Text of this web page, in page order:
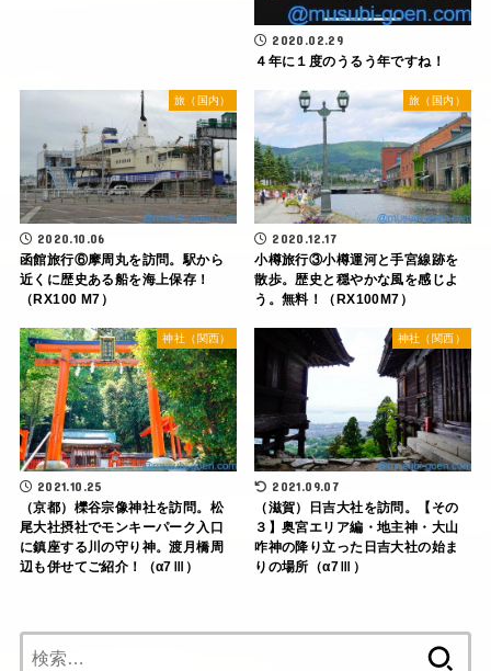
2020.02.29
４年に１度のうるう年ですね！
旅（国内）
2020.10.06
函館旅行⑥摩周丸を訪問。駅から
近くに歴史ある船を海上保存！
（RX100 M7）
旅（国内）
2020.12.17
小樽旅行③小樽運河と手宮線跡を
散歩。歴史と穏やかな風を感じよ
う。無料！（RX100M7）
神社（関西）
2021.10.25
（京都）櫟谷宗像神社を訪問。松
尾大社摂社でモンキーパーク入口
に鎮座する川の守り神。渡月橋周
辺も併せてご紹介！（α7Ⅲ）
神社（関西）
2021.09.07
（滋賀）日吉大社を訪問。【その
３】奥宮エリア編・地主神・大山
咋神の降り立った日吉大社の始ま
りの場所（α7Ⅲ）